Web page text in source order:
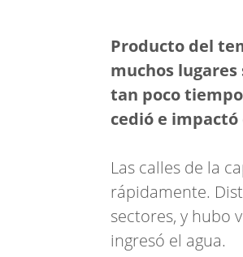
Producto del
muchos
tan poco
cedió e
Las calles de la
rápidamente.
sectores, y hubo
ingresó el agua.